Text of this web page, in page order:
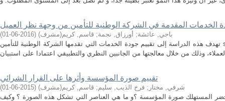
الخدمات المقدمة في الشركة الوطنية للتأمين من وجهة نظر العميل
باجي, عائشة; أورزاق, نجمة; قاسم, كريم(مشرف) (
2016-06-01
)
تهدف هذه الدراسة إلى تقييم جودة الخدمات التي تقدمها الشركة الوطنية للتأمين saa عبر وكالة تيبازة، إن كانت خدمات هذه
تقييم صورة المؤسسة وأثرها على القرار الشرائي
شرفي, مختار ; فرخ الذيب, سليم; قاسم, كريم(مشرف) (
2015-06-01
)
المستهلك صورة المؤسسة ؟و ما هي العناصر التي تشكل هذه الصورة ؟ وكيف